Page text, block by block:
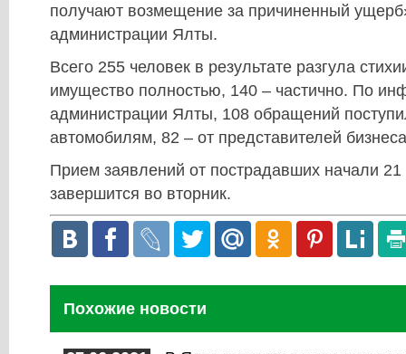
получают возмещение за причиненный
администрации Ялты.
Всего 255 человек в результате разгула
имущество полностью, 140 – частично. По
администрации Ялты, 108 обращений
автомобилям, 82 – от представителей
Прием заявлений от пострадавших начали
завершится во вторник.
Похожие новости